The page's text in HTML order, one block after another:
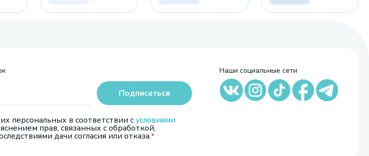
персональных в соответствии сусловиями
прав, связанных с обработкой,
дачи согласия или отказа.
Подписаться
Наши социальные сети